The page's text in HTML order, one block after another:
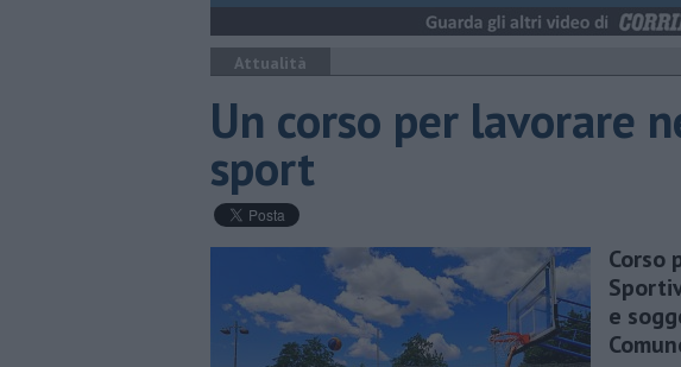
Attualità
Un corso per lavorare
sport
​Corso
e